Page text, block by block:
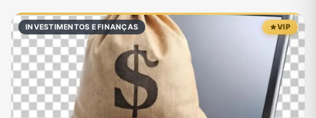
INVESTIMENTOS E FINANÇAS VIP